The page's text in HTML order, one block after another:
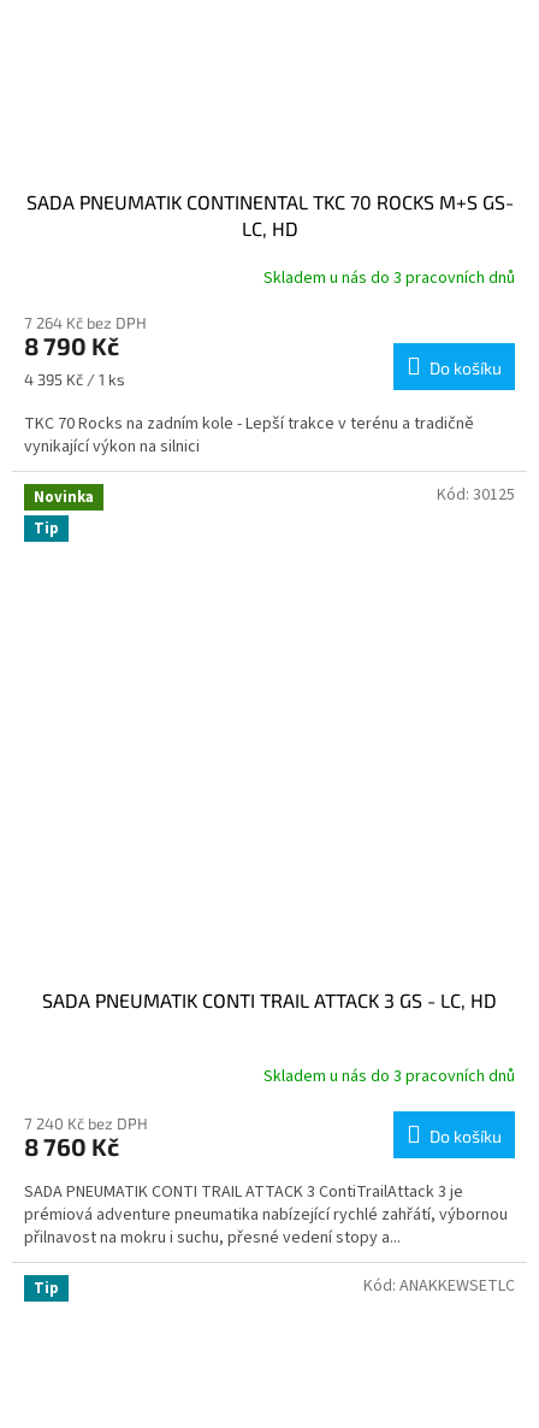
SADA PNEUMATIK CONTINENTAL TKC 70 ROCKS M+S GS-
LC, HD
Skladem u nás do 3 pracovních dnů
7 264 Kč bez DPH
8 790 Kč
Měrná
4 395 Kč / 1 ks
Do košíku
TKC 70 Rocks na zadním kole - Lepší trakce v terénu a tradičně
vynikající výkon na silnici
Novinka
Tip
SADA PNEUMATIK CONTI TRAIL ATTACK 3 GS - LC, HD
Skladem u nás do 3 pracovních dnů
7 240 Kč bez DPH
8 760 Kč Do košíku
SADA PNEUMATIK CONTI TRAIL ATTACK 3 ContiTrailAttack 3 je
prémiová adventure pneumatika nabízející rychlé zahřátí, výbornou
přilnavost na mokru i suchu, přesné vedení stopy a...
Kód: 30125
Tip Kód: ANAKKEWSETLC